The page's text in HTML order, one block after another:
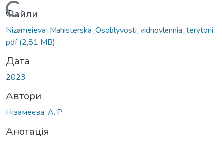
Вантажиться...
Файли
Nizameieva_Mahisterska_Osoblyvosti_vidnovlennia_terytorii.
pdf(2,81 MB)
Дата
2023
Автори
Нізамеєва, А. Р.
Анотація